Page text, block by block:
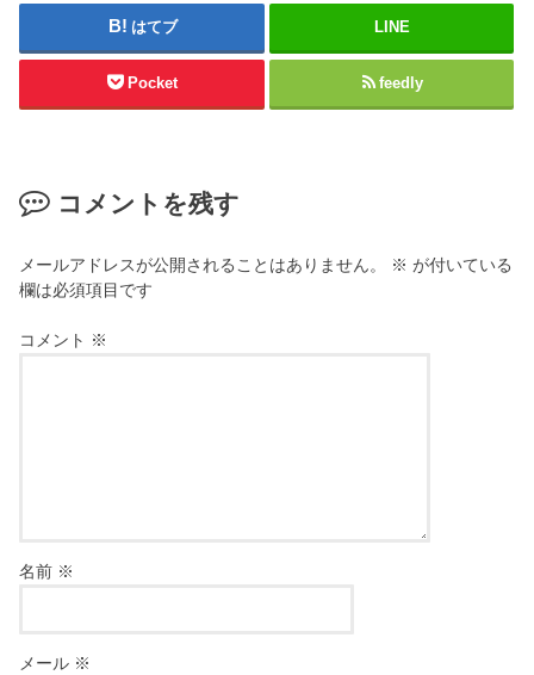
はてブ LINE
Pocket feedly
コメントを残す
メールアドレスが公開されることはありません。 ※ が付いている
欄は必須項目です
コメント ※
名前 ※
メール ※